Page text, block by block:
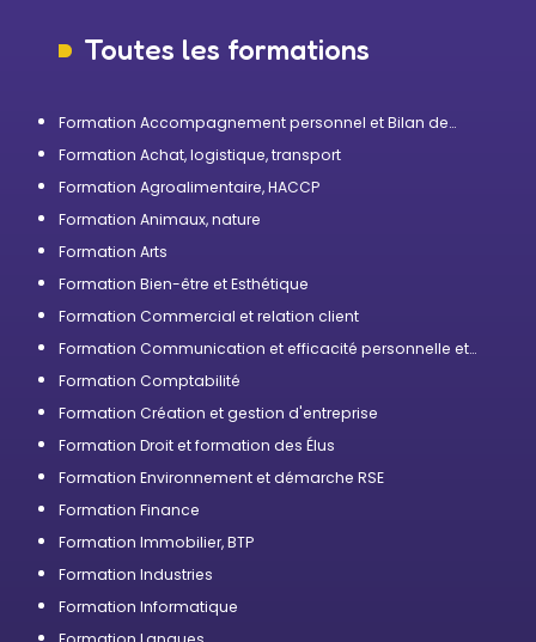
Toutes les formations
Formation Accompagnement personnel et Bilan de
Formation Achat, logistique, transport
Formation Agroalimentaire, HACCP
Formation Animaux, nature
Formation Arts
Formation Bien-être et Esthétique
Formation Commercial et relation client
Formation Communication et efficacité personnelle et
Formation Comptabilité
Formation Création et gestion d'entreprise
Formation Droit et formation des Élus
Formation Environnement et démarche RSE
Formation Finance
Formation Immobilier, BTP
Formation Industries
Formation Informatique